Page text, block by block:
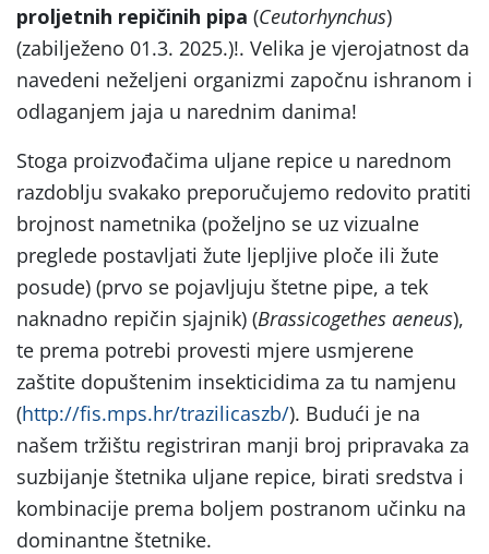
proljetnih repičinih pipa (Ceutorhynchus)
(zabilježeno 01.3. 2025.)!. Velika je vjerojatnost da
navedeni neželjeni organizmi započnu ishranom i
odlaganjem jaja u narednim danima!
Stoga proizvođačima uljane repice u narednom
razdoblju svakako preporučujemo redovito pratiti
brojnost nametnika (poželjno se uz vizualne
preglede postavljati žute ljepljive ploče ili žute
posude) (prvo se pojavljuju štetne pipe, a tek
naknadno repičin sjajnik) (Brassicogethes aeneus),
te prema potrebi provesti mjere usmjerene
zaštite dopuštenim insekticidima za tu namjenu
(http://fis.mps.hr/trazilicaszb/). Budući je na
našem tržištu registriran manji broj pripravaka za
suzbijanje štetnika uljane repice, birati sredstva i
kombinacije prema boljem postranom učinku na
dominantne štetnike.